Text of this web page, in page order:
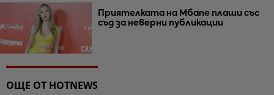
Приятелката на Мбапе плаши със
съд за неверни публикации
ОЩЕ ОТ HOTNEWS